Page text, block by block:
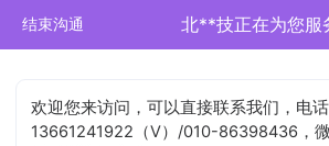
结束沟通 北**技正在为您服
欢迎您来访问，可以直接联系我们，电话
13661241922（V）/010-86398436，微